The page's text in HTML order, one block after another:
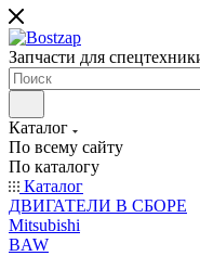
Запчасти для
Каталог
По всему сайту
По каталогу
Каталог
ДВИГАТЕЛИ В СБОРЕ
Mitsubishi
BAW